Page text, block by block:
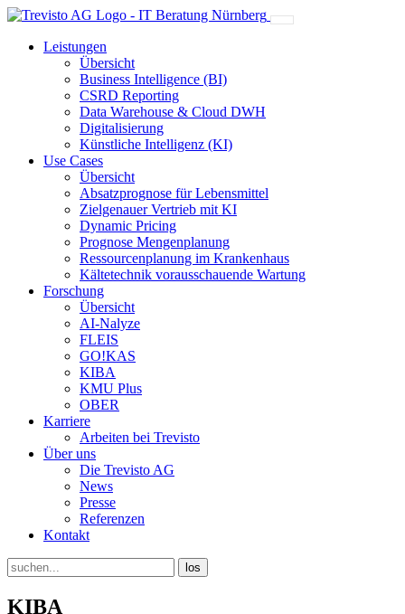
Leistungen
Übersicht
Business Intelligence (BI)
CSRD Reporting
Data Warehouse & Cloud DWH
Digitalisierung
Künstliche Intelligenz (KI)
Use Cases
Übersicht
Absatzprognose für Lebensmittel
Zielgenauer Vertrieb mit KI
Dynamic Pricing
Prognose Mengenplanung
Ressourcenplanung im Krankenhaus
Kältetechnik vorausschauende Wartung
Forschung
Übersicht
AI-Nalyze
FLEIS
GO!KAS
KIBA
KMU Plus
OBER
Karriere
Arbeiten bei Trevisto
Über uns
Die Trevisto AG
News
Presse
Referenzen
Kontakt
KIBA